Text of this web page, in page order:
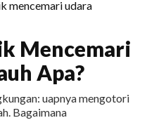
Mencemari
Apa?
uapnya mengotori
Bagaimana